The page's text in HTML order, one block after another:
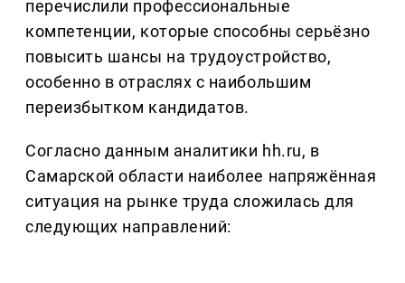
перечислили профессиональные
компетенции, которые способны серьёзно
повысить шансы на трудоустройство,
особенно в отраслях с наибольшим
переизбытком кандидатов.
Согласно данным аналитики hh.ru, в
Самарской области наиболее напряжённая
ситуация на рынке труда сложилась для
следующих направлений: